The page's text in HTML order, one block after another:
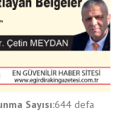
Sayısı:644 defa